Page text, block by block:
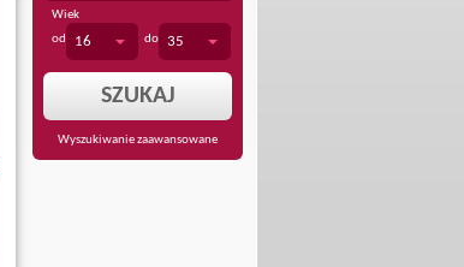
Wiek
od
16 do 35
Wyszukiwanie zaawansowane